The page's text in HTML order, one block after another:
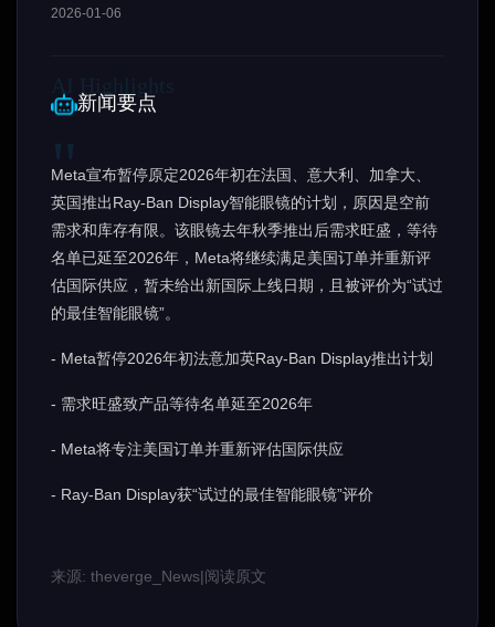
2026-01-06
新闻要点
Meta宣布暂停原定2026年初在法国、意大利、加拿大、
英国推出Ray-Ban Display智能眼镜的计划，原因是空前
需求和库存有限。该眼镜去年秋季推出后需求旺盛，等待
名单已延至2026年，Meta将继续满足美国订单并重新评
估国际供应，暂未给出新国际上线日期，且被评价为“试过
的最佳智能眼镜”。
- Meta暂停2026年初法意加英Ray-Ban Display推出计划
- 需求旺盛致产品等待名单延至2026年
- Meta将专注美国订单并重新评估国际供应
- Ray-Ban Display获“试过的最佳智能眼镜”评价
来源: theverge_News|阅读原文